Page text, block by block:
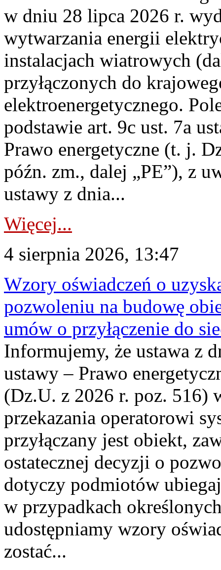
w dniu 28 lipca 2026 r.
wytwarzania energii
instalacjach wiatrowych
przyłączonych do
elektroenergetycznego.
podstawie art. 9c ust. 7a
Prawo energetyczne (t. j.
późn. zm., dalej „PE”), z
ustawy z dnia...
Więcej...
4 sierpnia 2026, 13:47
Wzory oświadczeń o
pozwoleniu na budowę
umów o przyłączenie do
Informujemy, że ustawa z
ustawy – Prawo
(Dz.U. z 2026 r. poz. 516)
przekazania operatorowi
przyłączany jest obiekt,
ostatecznej decyzji o
dotyczy podmiotów
w przypadkach
udostępniamy wzory
zostać...